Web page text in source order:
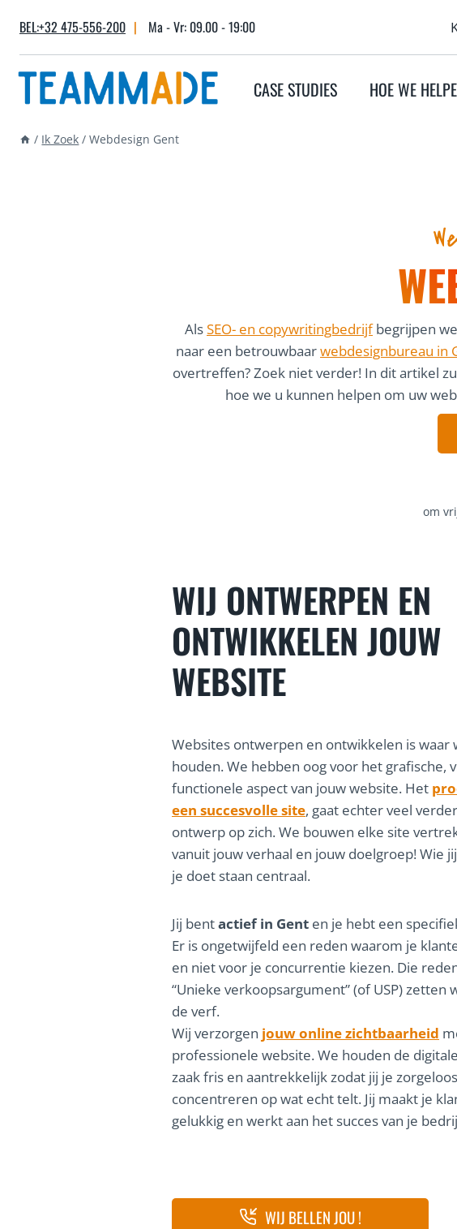
content
BEL:+32 475-556-200 | Ma - Vr: 09.00 - 19:00
CASE STUDIES HOE WE
/ Ik Zoek / Webdesign Gent
AlsSEO- en copywritingbedrijfbegrijpen
naar een betrouwbaarwebdesignbureau in
overtreffen? Zoek niet verder! In dit artikel
hoe we u kunnen helpen om uw
om
WIJ ONTWERPEN EN
ONTWIKKELEN JOUW
WEBSITE
Websites ontwerpen en ontwikkelen is waar
houden. We hebben oog voor het grafische,
functionele aspect van jouw website. Het
een succesvolle site, gaat echter veel
ontwerp op zich. We bouwen elke site
vanuit jouw verhaal en jouw doelgroep! Wie
je doet staan centraal.
Jij bentactief in Gent en je hebt een
Er is ongetwijfeld een reden waarom je
en niet voor je concurrentie kiezen. Die
“Unieke verkoopsargument” (of USP) zetten
de verf.
Wij verzorgen jouw online zichtbaarheid
professionele website. We houden de
zaak fris en aantrekkelijk zodat jij je
concentreren op wat echt telt. Jij maakt je
gelukkig en werkt aan het succes van je
WIJ BELLEN JOU !